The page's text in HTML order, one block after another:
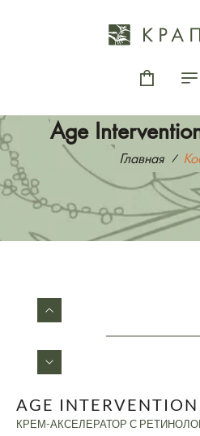
Age
Главная
AGE
КРЕМ-АКСЕЛЕРАТОР С